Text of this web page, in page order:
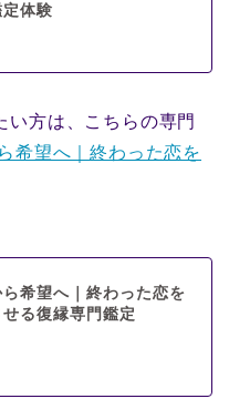
定体験
い方は、こちらの専門
希望へ｜終わった恋を
希望へ｜終わった恋を
る復縁専門鑑定